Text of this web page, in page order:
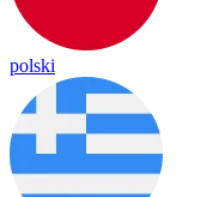
polski